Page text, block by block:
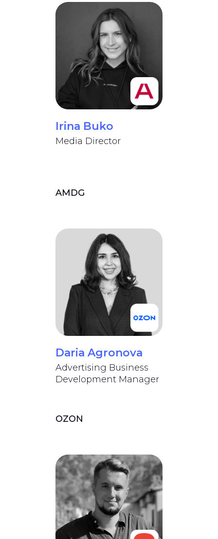
Irina Buko
Media Director
AMDG
Daria Agronova
Advertising Business
Development Manager
OZON